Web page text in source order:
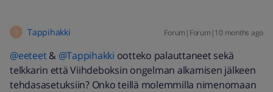
T Tappihakki Forum|Forum|10 months ago
@eeteet& ​ @Tappihakki ootteko palauttaneet sekä
telkkarin että Viihdeboksin ongelman alkamisen jälkeen
tehdasasetuksiin? Onko teillä molemmilla nimenomaan